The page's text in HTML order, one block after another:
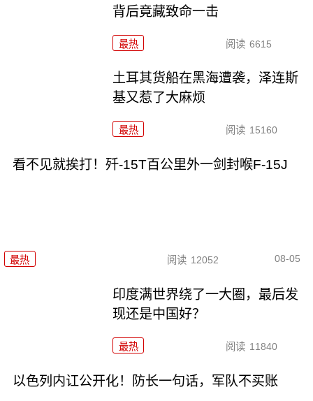
背后竟藏致命一击
最热 阅读 6615
土耳其货船在黑海遭袭，泽连斯
基又惹了大麻烦
最热 阅读 15160
看不见就挨打！歼-15T百公里外一剑封喉F-15J
最热 阅读 12052 08-05
印度满世界绕了一大圈，最后发
现还是中国好？
最热 阅读 11840
以色列内讧公开化！防长一句话，军队不买账